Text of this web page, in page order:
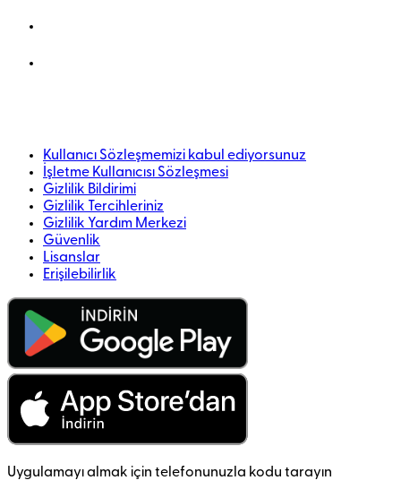
Kullanıcı Sözleşmemizi kabul ediyorsunuz
İşletme Kullanıcısı Sözleşmesi
Gizlilik Bildirimi
Gizlilik Tercihleriniz
Gizlilik Yardım Merkezi
Güvenlik
Lisanslar
Erişilebilirlik
Uygulamayı almak için telefonunuzla kodu tarayın